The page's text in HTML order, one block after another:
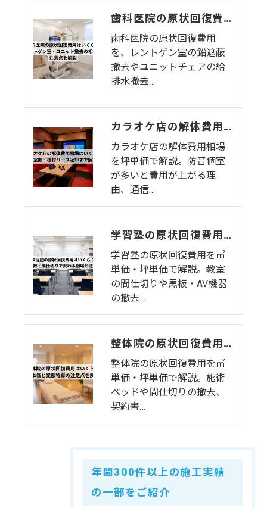
歯科医院の原状回復費用はいくら？レントゲン室・ユニット撤去の相場と注意点を解説
歯科医院の原状回復費用
を、レントゲン室の鉛遮蔽
撤去やユニットチェアの給
排水撤去…
カラオケ店の解体費用相場はいくら？個室数・機材リース返却まで解説
カラオケ店の解体費用相場
を坪単価で解説。防音個室
が多いと費用が上がる理
由、通信…
学習塾の原状回復費用はいくら？教室数・間仕切りで変わる相場と注意点
学習塾の原状回復費用を㎡
単価・坪単価で解説。教室
の間仕切りや黒板・AV機器
の撤去…
整体院の原状回復費用はいくら？坪単価・㎡単価と業態特有の注意点を解説
整体院の原状回復費用を㎡
単価・坪単価で解説。施術
ベッドや間仕切りの撤去、
契約書…
年間300件以上の施工実績
の一部をご紹介